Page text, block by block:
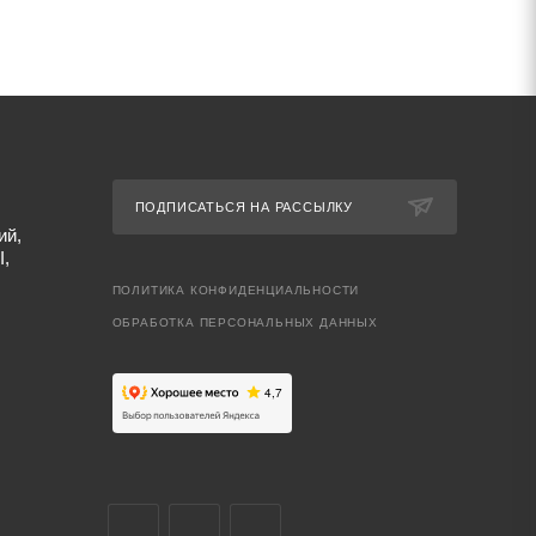
ПОДПИСАТЬСЯ НА РАССЫЛКУ
ПОЛИТИКА КОНФИДЕНЦИАЛЬНОСТИ
ОБРАБОТКА ПЕРСОНАЛЬНЫХ ДАННЫХ